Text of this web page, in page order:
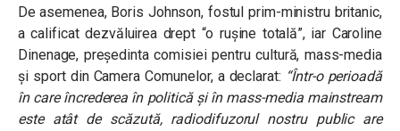
De asemenea, Boris Johnson, fostul prim-ministru britanic,
a calificat dezvăluirea drept “o rușine totală”, iar Caroline
Dinenage, președinta comisiei pentru cultură, mass-media
și sport din Camera Comunelor, a declarat: “Într-o perioadă
în care încrederea în politică și în mass-media mainstream
este atât de scăzută, radiodifuzorul nostru public are